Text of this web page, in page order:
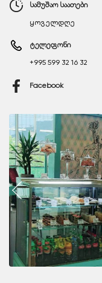
სამუშაო საათები
ყოველდღე
ტელეფონი
+995 599 32 16 32
Facebook